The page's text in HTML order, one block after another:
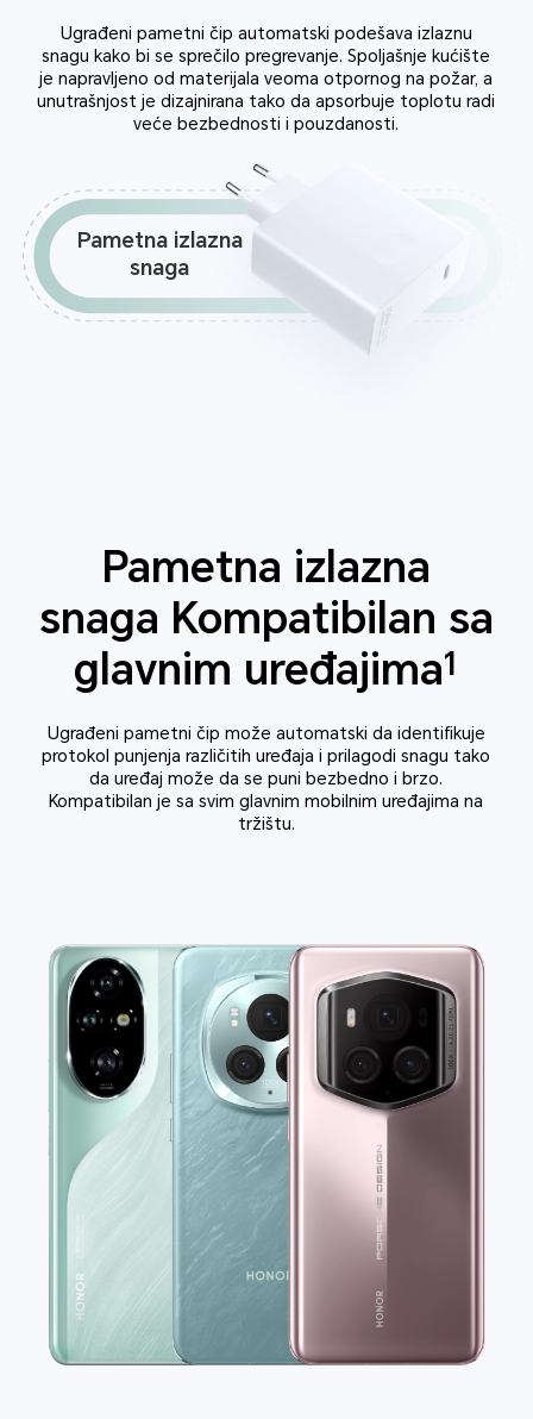
Ugrađeni pametni čip automatski podešava izlaznu
snagu kako bi se sprečilo pregrevanje. Spoljašnje kućište
je napravljeno od materijala veoma otpornog na požar, a
unutrašnjost je dizajnirana tako da apsorbuje toplotu radi
veće bezbednosti i pouzdanosti.
Pametna izlazna
snaga
Pametna izlazna
snaga Kompatibilan sa
glavnim uređajima1
Ugrađeni pametni čip može automatski da identifikuje
protokol punjenja različitih uređaja i prilagodi snagu tako
dauređaj može da se puni bezbedno i brzo.
Kompatibilan je sa svim glavnim mobilnim uređajima na
tržištu.